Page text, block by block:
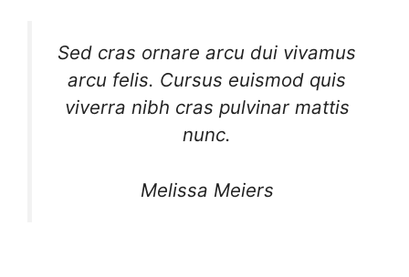
Sed cras ornare arcu dui vivamus
arcu felis. Cursus euismod quis
viverra nibh cras pulvinar mattis
nunc.
Melissa Meiers